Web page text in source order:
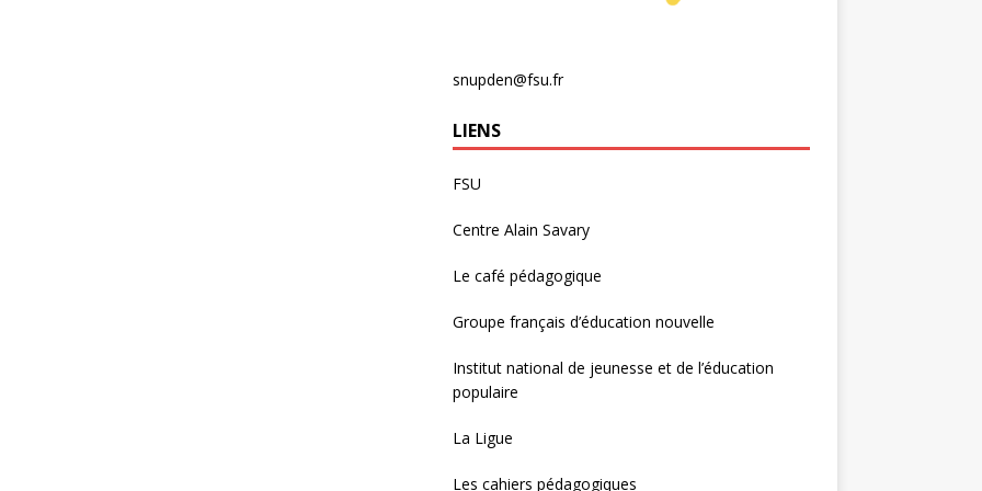
snupden@fsu.fr
LIENS
FSU
Centre Alain Savary
Le café pédagogique
Groupe français d’éducation nouvelle
Institut national de jeunesse et de l’éducation
populaire
La Ligue
Les cahiers pédagogiques